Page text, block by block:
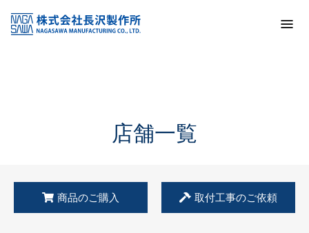
KSS加盟店・取扱店情報
店舗一覧
店舗一覧
商品のご購入 取付工事のご依頼